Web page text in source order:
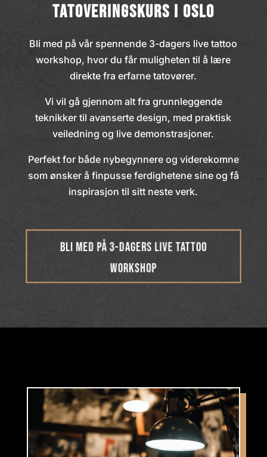
TATOVERINGSKURS I OSLO
Bli med på vår spennende 3-dagers live tattoo
workshop, hvor du får muligheten til å lære
direkte fra erfarne tatovører.
Vi vil gå gjennom alt fra grunnleggende
teknikker til avanserte design, med praktisk
veiledning og live demonstrasjoner.
Perfekt for både nybegynnere og viderekomne
som ønsker å finpusse ferdighetene sine og få
inspirasjon til sitt neste verk.
Bli med på 3-dagers Live Tattoo
Workshop